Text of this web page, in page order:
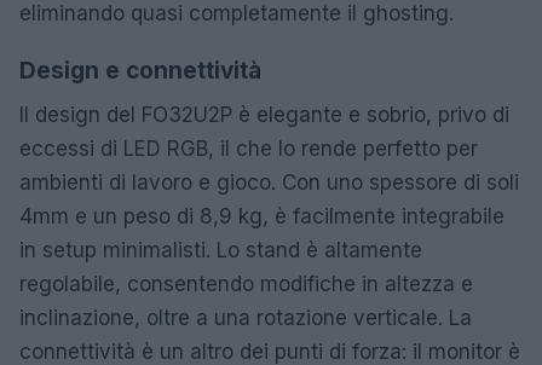
eliminando quasi completamente il ghosting.
Design e connettività
Il design del FO32U2P è elegante e sobrio, privo di
eccessi di LED RGB, il che lo rende perfetto per
ambienti di lavoro e gioco. Con uno spessore di soli
4mm e un peso di 8,9 kg, è facilmente integrabile
in setup minimalisti. Lo stand è altamente
regolabile, consentendo modifiche in altezza e
inclinazione, oltre a una rotazione verticale. La
connettività è un altro dei punti di forza: il monitor è